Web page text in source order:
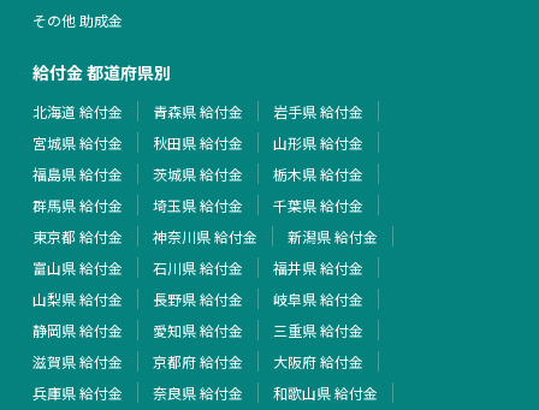
その他 助成金
給付金 都道府県別
北海道 給付金 青森県 給付金
岩手県 給付金
宮城県 給付金
秋田県 給付金
山形県 給付金
福島県 給付金
茨城県 給付金
栃木県 給付金
群馬県 給付金
埼玉県 給付金
千葉県 給付金
東京都 給付金
神奈川県 給付金
新潟県 給付金
富山県 給付金
石川県 給付金
福井県 給付金
山梨県 給付金
長野県 給付金
岐阜県 給付金
静岡県 給付金
愛知県 給付金
三重県 給付金
滋賀県 給付金
京都府 給付金
大阪府 給付金
兵庫県 給付金
奈良県 給付金
和歌山県 給付金